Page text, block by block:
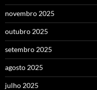
novembro 2025
outubro 2025
setembro 2025
agosto 2025
julho 2025